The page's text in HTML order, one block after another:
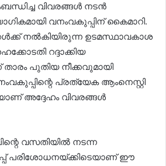
വിവരങ്ങൾ നടൻ
വനംവകുപ്പിന് കൈമാറി.
നൽകിയിരുന്ന ഉടമസ്ഥാവകാശ
റദ്ദാക്കിയ
പുതിയ നീക്കവുമായി
പ്രത്യേക ആംനെസ്റ്റി
അദ്ദേഹം വിവരങ്ങൾ
വസതിയിൽ നടന്ന
പരിശോധനയ്ക്കിടെയാണ് ഈ